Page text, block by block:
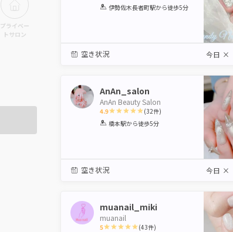
プライベー
トサロン
1 2 3 4 5
伊勢佐木長者町駅から徒歩5分
空き状況 今日 ×
AnAn_salon
AnAn Beauty Salon
4.9
1 2 3 4 5
(32件)
橋本駅から徒歩5分
空き状況 今日 ×
muanail_miki
muanail
5 (43件)